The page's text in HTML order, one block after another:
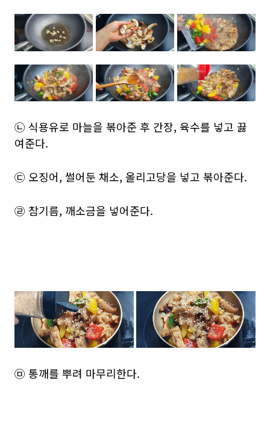
㉡ 식용유로 마늘을 볶아준 후 간장, 육수를 넣고 끓
여준다.
㉢ 오징어, 썰어둔 채소, 올리고당을 넣고 볶아준다.
㉣ 참기름, 깨소금을 넣어준다.
㉤ 통깨를 뿌려 마무리한다.